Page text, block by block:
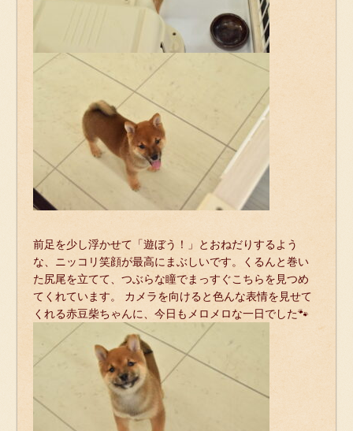
前足を少し浮かせて「遊ぼう！」とおねだりするよう
な、ニッコリ笑顔が最高にまぶしいです。くるんと巻い
た尻尾を立てて、つぶらな瞳でまっすぐこちらを見つめ
てくれています。 カメラを向けると色んな表情を見せて
くれる赤豆柴ちゃんに、今日もメロメロな一日でした🐾